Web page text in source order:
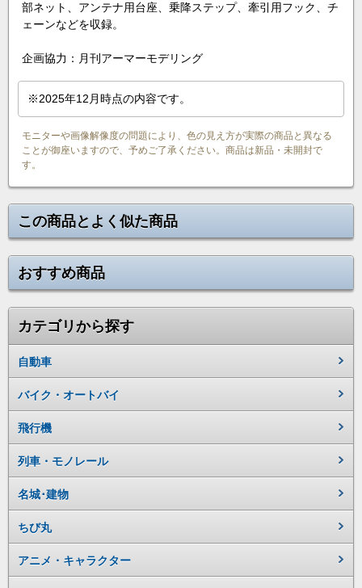
部ネット、アンテナ用台座、乗降ステップ、牽引用フック、チ
ェーンなどを収録。
企画協力：月刊アーマーモデリング
※2025年12月時点の内容です。
モニターや画像解像度の問題により、色の見え方が実際の商品と異なる
ことが御座いますので、予めご了承ください。商品は新品・未開封で
す。
この商品とよく似た商品
おすすめ商品
カテゴリから探す
自動車
バイク・オートバイ
飛行機
列車・モノレール
名城･建物
ちび丸
アニメ・キャラクター